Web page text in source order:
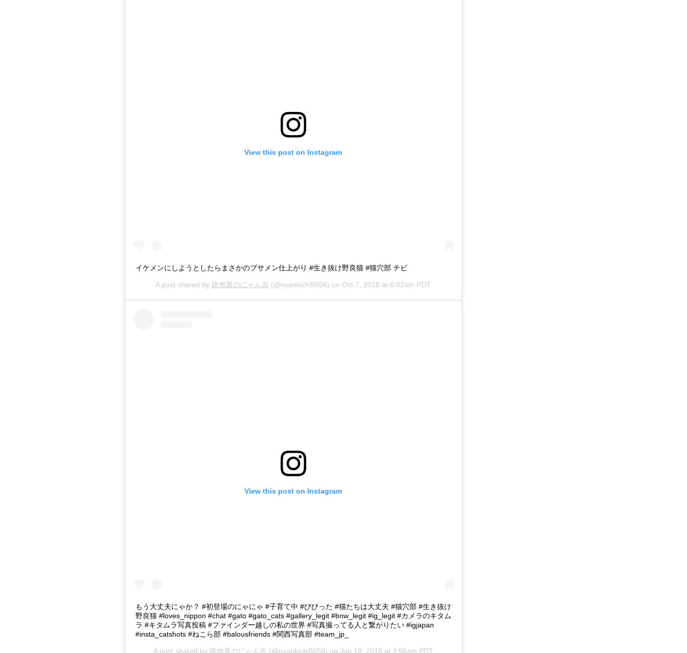
View this post on Instagram
イケメンにしようとしたらまさかのブサメン仕上がり #生き抜け野良猫 #猫穴部 チビ
A post shared by 路地裏のにゃん吉 (@nyankichi5656) on Oct 7, 2018 at 6:02am PDT
View this post on Instagram
もう大丈夫にゃか？ #初登場のにゃにゃ #子育て中 #びびった #猫たちは大丈夫 #猫穴部 #生き抜け
野良猫 #loves_nippon #chat #gato #gato_cats #gallery_legit #bnw_legit #ig_legit #カメラのキタム
ラ #キタムラ写真投稿 #ファインダー越しの私の世界 #写真撮ってる人と繋がりたい #igjapan
#insta_catshots #ねこら部 #balousfriends #関西写真部 #team_jp_
A post shared by 路地裏のにゃん吉 (@nyankichi5656) on Jun 18, 2018 at 3:56am PDT